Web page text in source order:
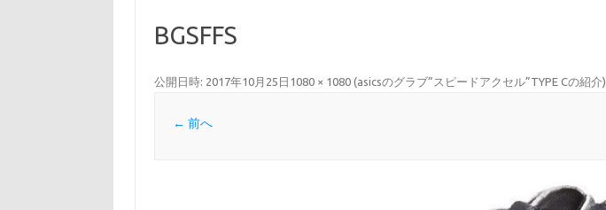
BGSFFS
公開日時: 2017年10月25日 1080 × 1080(asicsのグラブ”スピードアクセル”TYPE Cの紹介)
← 前へ